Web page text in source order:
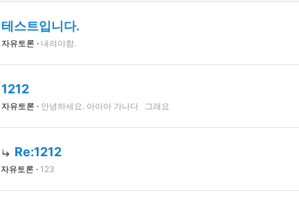
테스트입니다.
자유토론 · 내려야함.
1212
자유토론 · 안녕하세요. 아아아 가나다 그래요
Re:1212
자유토론 · 123